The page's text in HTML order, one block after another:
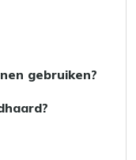
gebruiken?
kleinere
afhankelijk van